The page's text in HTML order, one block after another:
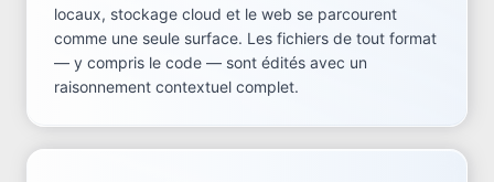
locaux, stockage cloud et le web se parcourent
comme une seule surface. Les fichiers de tout format
— y compris le code — sont édités avec un
raisonnement contextuel complet.